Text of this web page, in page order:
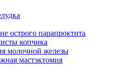
острого парапроктита
копчика
молочной железы
мастэктомия